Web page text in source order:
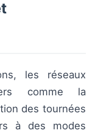
les réseaux
comme la
des tournées
à des modes